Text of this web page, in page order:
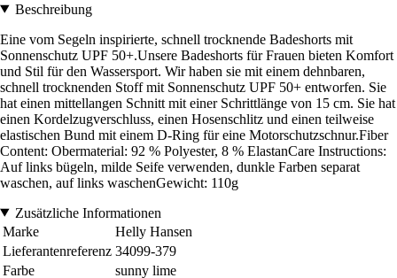
Beschreibung
Eine vom Segeln inspirierte, schnell trocknende Badeshorts mit
Sonnenschutz UPF 50+.Unsere Badeshorts für Frauen bieten Komfort
und Stil für den Wassersport. Wir haben sie mit einem dehnbaren,
schnell trocknenden Stoff mit Sonnenschutz UPF 50+ entworfen. Sie
hat einen mittellangen Schnitt mit einer Schrittlänge von 15 cm. Sie hat
einen Kordelzugverschluss, einen Hosenschlitz und einen teilweise
elastischen Bund mit einem D-Ring für eine Motorschutzschnur.Fiber
Content: Obermaterial: 92 % Polyester, 8 % ElastanCare Instructions:
Auf links bügeln, milde Seife verwenden, dunkle Farben separat
waschen, auf links waschenGewicht: 110g
Zusätzliche Informationen
Marke
Helly Hansen
Lieferantenreferenz 34099-379
Farbe
sunny lime